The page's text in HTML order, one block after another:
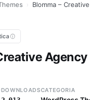
Blomma –
DOWNLOADSCATEGORIA